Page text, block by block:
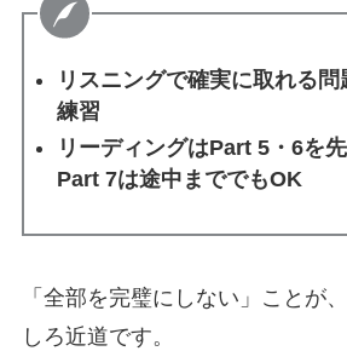
リスニングで確実に取れる
練習
リーディングはPart 5・6を先
Part 7は途中まででもOK
「全部を完璧にしない」ことが
しろ近道です。